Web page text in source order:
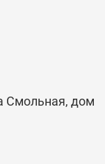
Смольная, дом